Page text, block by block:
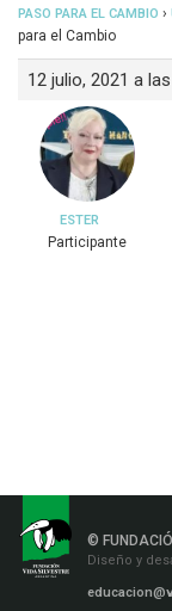
PASO PARA EL CAMBIO ›
para el Cambio
12 julio, 2021 a
ESTER
Participante
©
Diseño y